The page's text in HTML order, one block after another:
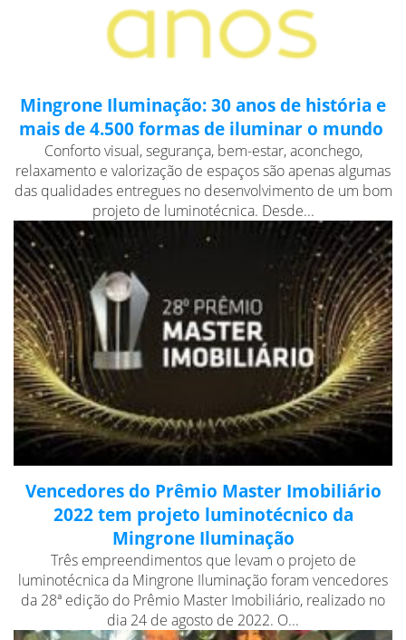
Mingrone Iluminação: 30 anos de história e
mais de 4.500 formas de iluminar o mundo
Conforto visual, segurança, bem-estar, aconchego,
relaxamento e valorização de espaços são apenas algumas
das qualidades entregues no desenvolvimento de um bom
projeto de luminotécnica. Desde...
Vencedores do Prêmio Master Imobiliário
2022 tem projeto luminotécnico da
Mingrone Iluminação
Três empreendimentos que levam o projeto de
luminotécnica da Mingrone Iluminação foram vencedores
da 28ª edição do Prêmio Master Imobiliário, realizado no
dia 24 de agosto de 2022. O...